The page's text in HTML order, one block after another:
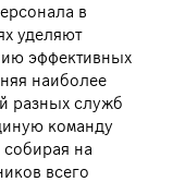
в
уделяют
эффективных
наиболее
разных служб
команду
на
всего